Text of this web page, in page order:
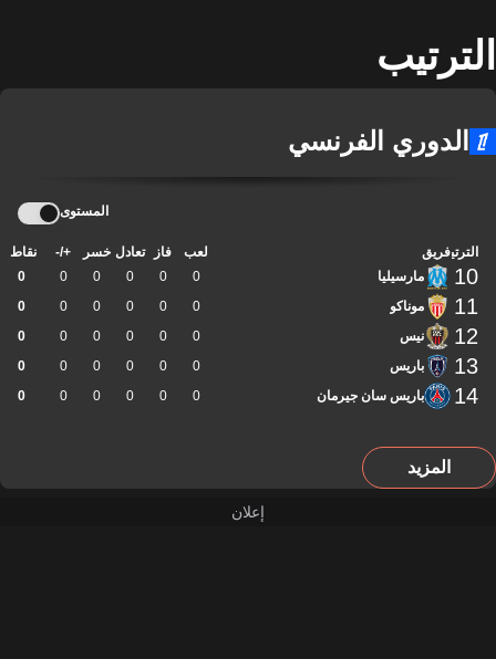
الترتيب
الدوري الفرنسي
المستوى
الترتيبفريق لعب فاز تعادل خسر +/- نقاط
10 مارسيليا 0
0
0
0
0
0
11 موناكو 0
0
0
0
0
0
12 نيس 0
0
0
0
0
0
13 باريس 0
0
0
0
0
0
14 باريس سان جيرمان 0
0
0
0
0
0
المزيد